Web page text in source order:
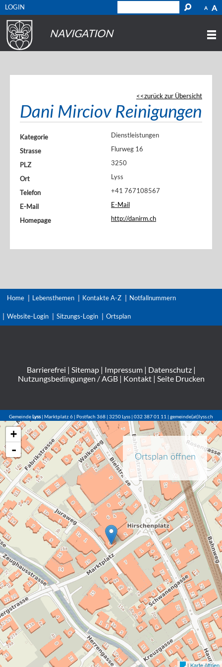
A A
LOGIN
NAVIGATION
zurück zur Übersicht
Dani Mirciov Reinigungen
Kategorie
Dienstleistungen
Strasse
Flurweg 16
PLZ
3250
Ort
Lyss
Telefon
+41 767108567
E-Mail
E-Mail
Homepage
http://danirm.ch
Home Lebensthemen Kontakte A-Z Notfallnummern
Website-Login Sitzungs-Login Ortsplan
Barrierefrei | Sitemap| Impressum| Datenschutz|
Nutzungsbedingungen / AGB| Kontakt| Seite Drucken
GemeindeLyss| Marktplatz 6 | Postfach 368 | 3250 Lyss | 032 387 01 11 | gemeinde(at)lyss.ch